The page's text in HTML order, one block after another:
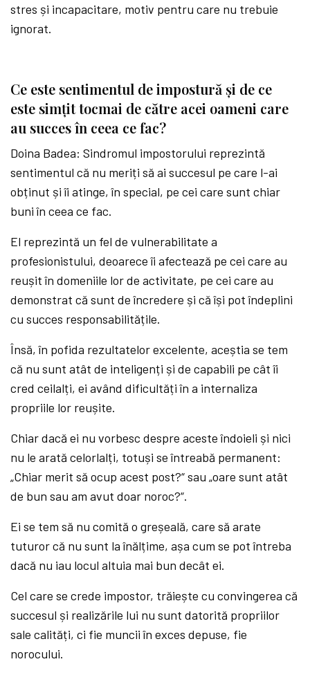
stres și incapacitare, motiv pentru care nu trebuie
ignorat.
Ce este sentimentul de impostură și de ce
este simțit tocmai de către acei oameni care
au succes în ceea ce fac?
Doina Badea: Sindromul impostorului reprezintă
sentimentul că nu meriți să ai succesul pe care l-ai
obținut și îi atinge, în special, pe cei care sunt chiar
buni în ceea ce fac.
El reprezintă un fel de vulnerabilitate a
profesionistului, deoarece îi afectează pe cei care au
reușit în domeniile lor de activitate, pe cei care au
demonstrat că sunt de încredere și că își pot îndeplini
cu succes responsabilitățile.
Însă, în pofida rezultatelor excelente, aceștia se tem
că nu sunt atât de inteligenți și de capabili pe cât îi
cred ceilalți, ei având dificultăți în a internaliza
propriile lor reușite.
Chiar dacă ei nu vorbesc despre aceste îndoieli și nici
nu le arată celorlalți, totuși se întreabă permanent:
„Chiar merit să ocup acest post?“ sau „oare sunt atât
de bun sau am avut doar noroc?“.
Ei se tem să nu comită o greșeală, care să arate
tuturor că nu sunt la înălțime, așa cum se pot întreba
dacă nu iau locul altuia mai bun decât ei.
Cel care se crede impostor, trăiește cu convingerea că
succesul și realizările lui nu sunt datorită propriilor
sale calități, ci fie muncii în exces depuse, fie
norocului.